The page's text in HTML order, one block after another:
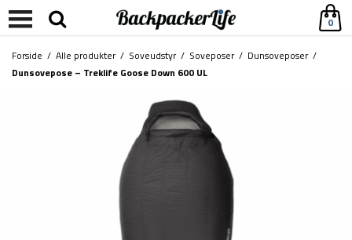
0
Forside / Alle produkter/ Soveudstyr/ Soveposer/ Dunsoveposer/
Dunsovepose – Treklife Goose Down 600 UL